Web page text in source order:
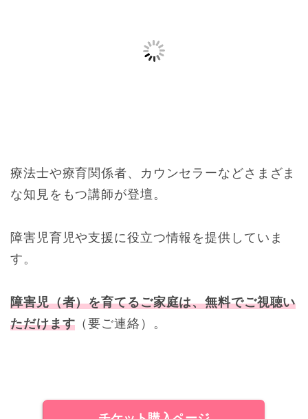
療法士や療育関係者、カウンセラーなどさまざま
な知見をもつ講師が登壇。
障害児育児や支援に役立つ情報を提供していま
す。
障害児（者）を育てるご家庭は、無料でご視聴い
ただけます （要ご連絡）。